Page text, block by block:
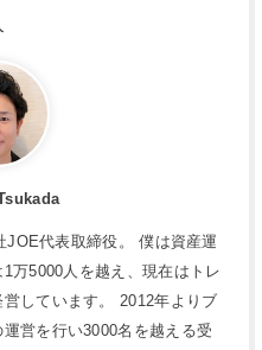
JOE代表取締役。 僕は資産運
万5000人を越え、現在はトレ
しています。 2012年よりブ
営を行い3000名を越える受